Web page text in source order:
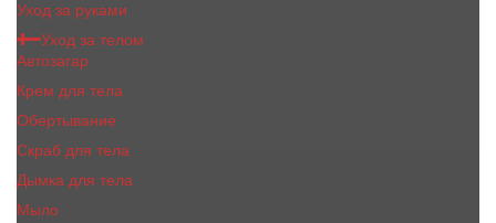
Уход за руками
Уход за телом
Автозагар
Крем для тела
Обертывание
Скраб для тела
Дымка для тела
Мыло